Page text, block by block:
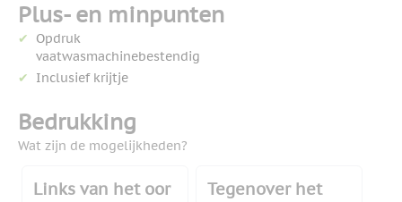
Plus- en minpunten
Opdruk
vaatwasmachinebestendig
Inclusief krijtje
Bedrukking
Wat zijn de mogelijkheden?
Links van het oor
Tegenover het